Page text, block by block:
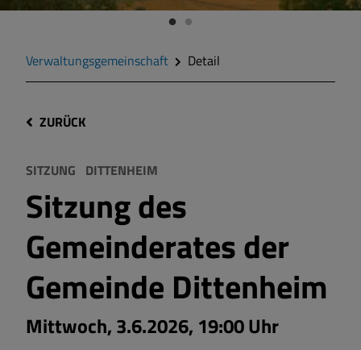
Verwaltungsgemeinschaft Detail
ZURÜCK
SITZUNG DITTENHEIM
Sitzung des
Gemeinderates der
Gemeinde Dittenheim
Mittwoch, 3.6.2026, 19:00 Uhr